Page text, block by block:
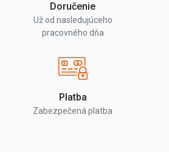
Doručenie
Už od nasledujúceho
pracovného dňa
Platba
Zabezpečená platba